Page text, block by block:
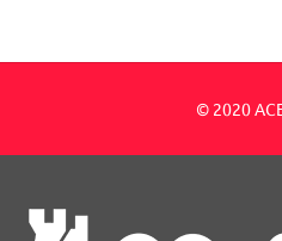
© 2020